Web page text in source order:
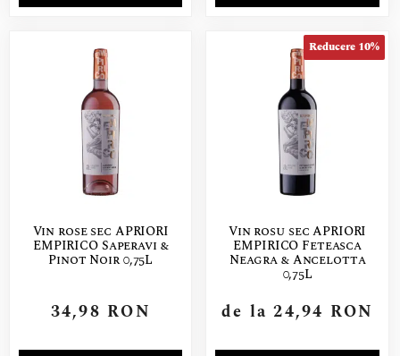
Vin rose sec APRIORI
EMPIRICO Saperavi &
Pinot Noir 0,75L
34,98 RON
Reducere 10%
Vin rosu sec APRIORI
EMPIRICO Feteasca
Neagra & Ancelotta
0,75L
de la24,94 RON